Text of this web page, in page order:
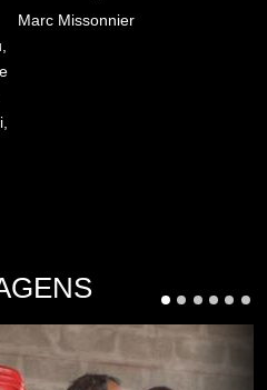
Marc Missonnier